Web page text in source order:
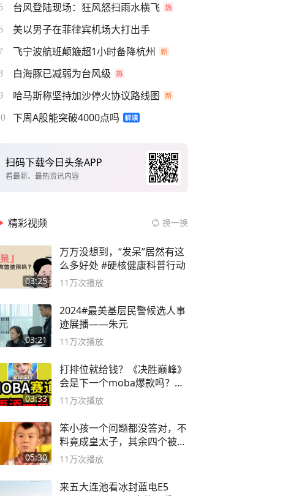
台风登陆现场：狂风怒扫雨水横飞
美以男子在菲律宾机场大打出手
飞宁波航班颠簸超1小时备降杭州
白海豚已减弱为台风级
哈马斯称坚持加沙停火协议路线图
下周A股能突破4000点吗
扫码下载今日头条APP
看最新、最热资讯内容
精彩视频 换一换
03:25
万万没想到，“发呆”居然有这
么多好处 #硬核健康科普行动
11万次播放
03:21
2024#最美基层民警候选人事
迹展播——朱元
11万次播放
03:33
打排位就给钱？《决胜巅峰》
会是下一个moba爆款吗？#
决胜巅峰
11万次播放
05:30
笨小孩一个问题都没答对，不
料竟成皇太子，其余四个被处
死
11万次播放
来五大连池看冰封蓝电E5